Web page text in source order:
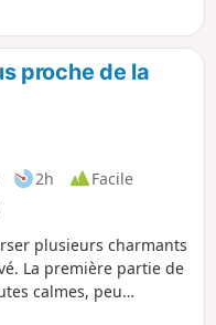
bocagère du
permet de faire
proche de la
2h
Facile
plusieurs charmants
La première partie de
calmes, peu